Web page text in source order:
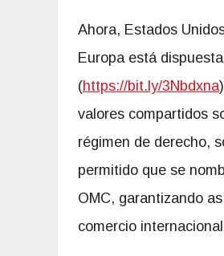
Ahora, Estados
Europa está
(https://bit.ly/3Nbdxna
valores compartidos
régimen de derecho,
permitido que se
OMC, garantizando
comercio